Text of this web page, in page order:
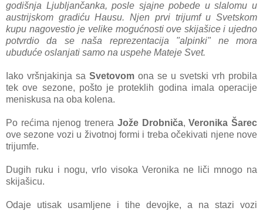
godišnja Ljubljančanka, posle sjajne pobede u slalomu u
austrijskom gradiću Hausu. Njen prvi trijumf u Svetskom
kupu nagovestio je velike mogućnosti ove skijašice i ujedno
potvrdio da se naša reprezentacija "alpinki" ne mora
ubuduće oslanjati samo na uspehe Mateje Svet.
Iako vršnjakinja sa Svetovom ona se u svetski vrh probila
tek ove sezone, pošto je proteklih godina imala operacije
meniskusa na oba kolena.
Po rećima njenog trenera Jože Drobniča,Veronika Šarec
ove sezone vozi u životnoj formi i treba očekivati njene nove
trijumfe.
Dugih ruku i nogu, vrlo visoka Veronika ne liči mnogo na
skijašicu.
Odaje utisak usamljene i tihe devojke, a na stazi vozi